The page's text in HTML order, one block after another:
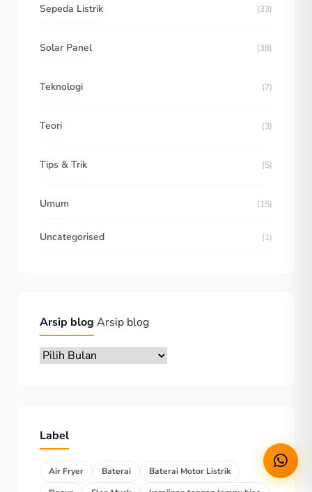
Sepeda Listrik (33)
Solar Panel (38)
Teknologi (7)
Teori (3)
Tips & Trik (5)
Umum (15)
Uncategorised (1)
Arsip blog Arsip blog
Label
Air Fryer Baterai
Baterai Motor Listrik